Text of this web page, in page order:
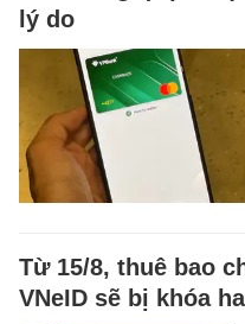
lý do
Từ 15/8, thuê bao
VNeID sẽ bị khóa